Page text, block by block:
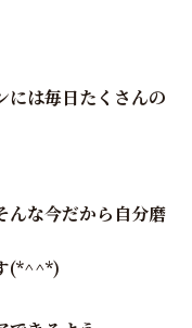
には毎日たくさんの
な今だから自分磨
(*^^*)